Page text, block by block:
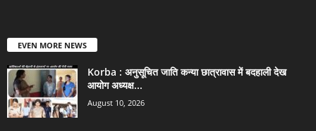
EVEN MORE NEWS
Korba : अनुसूचित जाति कन्या छात्रावास में बदहाली देख
आयोग अध्यक्ष...
August 10, 2026